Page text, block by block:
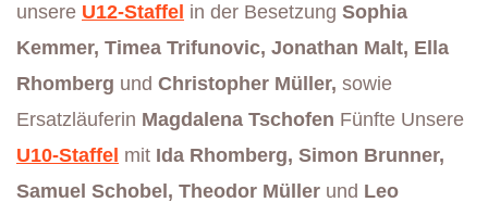
unsere U12-Staffel in der Besetzung Sophia
Kemmer, Timea Trifunovic, Jonathan Malt, Ella
Rhomberg und Christopher Müller, sowie
Ersatzläuferin Magdalena Tschofen Fünfte Unsere
U10-Staffel mit Ida Rhomberg, Simon Brunner,
Samuel Schobel, Theodor Müller und Leo